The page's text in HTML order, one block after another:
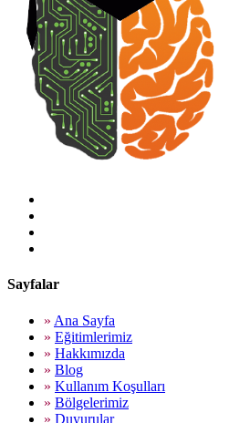
Sayfalar
» Ana Sayfa
» Eğitimlerimiz
» Hakkımızda
» Blog
» Kullanım Koşulları
» Bölgelerimiz
» Duyurular